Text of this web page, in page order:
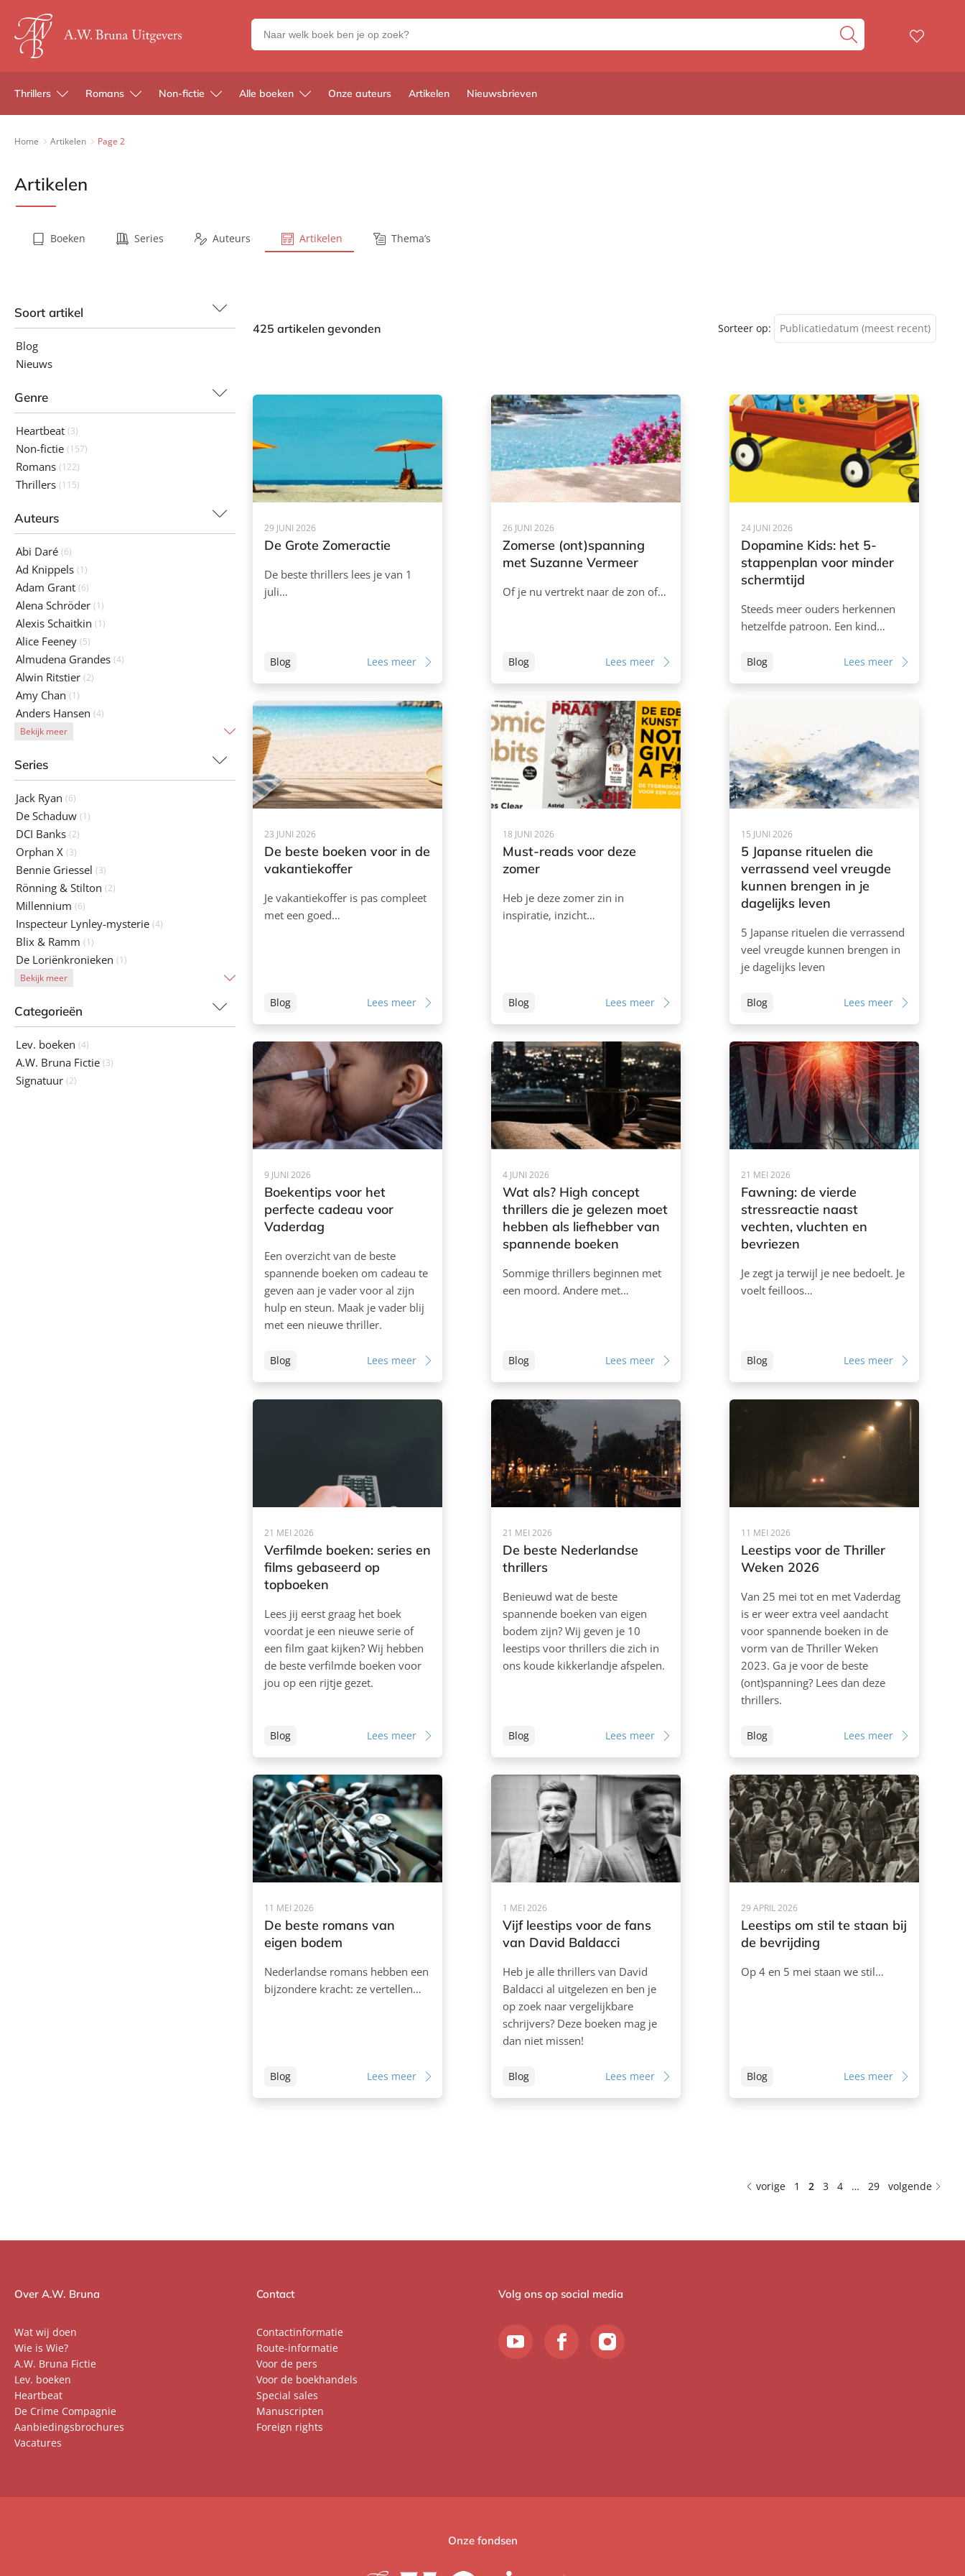
Zoeken
naar
en
uitgevers
Thrillers Romans Non-fictie Alle boeken Onze auteurs Artikelen Nieuwsbrieven
Home Artikelen Page 2
Artikelen
Boeken Series Auteurs Artikelen Thema’s
Soort artikel
Blog
Nieuws
Genre
Heartbeat (3)
Non-fictie (157)
Romans (122)
Thrillers (115)
Auteurs
Abi Daré (6)
Ad Knippels (1)
Adam Grant (6)
Alena Schröder (1)
Alexis Schaitkin (1)
Alice Feeney (5)
Almudena Grandes (4)
Alwin Ritstier (2)
Amy Chan (1)
Anders Hansen (4)
Bekijk meer
Series
Jack Ryan (6)
De Schaduw (1)
DCI Banks (2)
Orphan X (3)
Bennie Griessel (3)
Rönning & Stilton (2)
Millennium (6)
Inspecteur Lynley-mysterie (4)
Blix & Ramm (1)
De Loriënkronieken (1)
Bekijk meer
Categorieën
Lev. boeken (4)
A.W. Bruna Fictie (3)
Signatuur (2)
425 artikelen gevonden Sorteer op: Publicatiedatum (meest recent)
Publicatiedatum (minst
recent)
29 JUNI 2026
De Grote Zomeractie
De beste thrillers lees je van 1
juli…
Blog Lees meer
26 JUNI 2026
Zomerse (ont)spanning
met Suzanne Vermeer
Of je nu vertrekt naar de zon of…
Blog Lees meer
24 JUNI 2026
Dopamine Kids: het 5-
stappenplan voor minder
schermtijd
Steeds meer ouders herkennen
hetzelfde patroon. Een kind…
Blog Lees meer
23 JUNI 2026
De beste boeken voor in de
vakantiekoffer
Je vakantiekoffer is pas compleet
met een goed…
Blog Lees meer
18 JUNI 2026
Must-reads voor deze
zomer
Heb je deze zomer zin in
inspiratie, inzicht…
Blog Lees meer
15 JUNI 2026
5 Japanse rituelen die
verrassend veel vreugde
kunnen brengen in je
dagelijks leven
5 Japanse rituelen die verrassend
veel vreugde kunnen brengen in
je dagelijks leven
Blog Lees meer
9 JUNI 2026
Boekentips voor het
perfecte cadeau voor
Vaderdag
Een overzicht van de beste
spannende boeken om cadeau te
geven aan je vader voor al zijn
hulp en steun. Maak je vader blij
met een nieuwe thriller.
Blog Lees meer
4 JUNI 2026
Wat als? High concept
thrillers die je gelezen moet
hebben als liefhebber van
spannende boeken
Sommige thrillers beginnen met
een moord. Andere met…
Blog Lees meer
21 MEI 2026
Fawning: de vierde
stressreactie naast
vechten, vluchten en
bevriezen
Je zegt ja terwijl je nee bedoelt. Je
voelt feilloos…
Blog Lees meer
21 MEI 2026
Verfilmde boeken: series en
films gebaseerd op
topboeken
Lees jij eerst graag het boek
voordat je een nieuwe serie of
een film gaat kijken? Wij hebben
de beste verfilmde boeken voor
jou op een rijtje gezet.
Blog Lees meer
21 MEI 2026
De beste Nederlandse
thrillers
Benieuwd wat de beste
spannende boeken van eigen
bodem zijn? Wij geven je 10
leestips voor thrillers die zich in
ons koude kikkerlandje afspelen.
Blog Lees meer
11 MEI 2026
Leestips voor de Thriller
Weken 2026
Van 25 mei tot en met Vaderdag
is er weer extra veel aandacht
voor spannende boeken in de
vorm van de Thriller Weken
2023. Ga je voor de beste
(ont)spanning? Lees dan deze
thrillers.
Blog Lees meer
11 MEI 2026
De beste romans van
eigen bodem
Nederlandse romans hebben een
bijzondere kracht: ze vertellen…
Blog Lees meer
1 MEI 2026
Vijf leestips voor de fans
van David Baldacci
Heb je alle thrillers van David
Baldacci al uitgelezen en ben je
op zoek naar vergelijkbare
schrijvers? Deze boeken mag je
dan niet missen!
Blog Lees meer
29 APRIL 2026
Leestips om stil te staan bij
de bevrijding
Op 4 en 5 mei staan we stil…
Blog Lees meer
vorige 1 2 3 4 … 29 volgende
Over A.W. Bruna
Wat wij doen
Wie is Wie?
A.W. Bruna Fictie
Lev. boeken
Heartbeat
De Crime Compagnie
Aanbiedingsbrochures
Vacatures
Contact
Contactinformatie
Route-informatie
Voor de pers
Voor de boekhandels
Special sales
Manuscripten
Foreign rights
Volg ons op social media
Onze fondsen